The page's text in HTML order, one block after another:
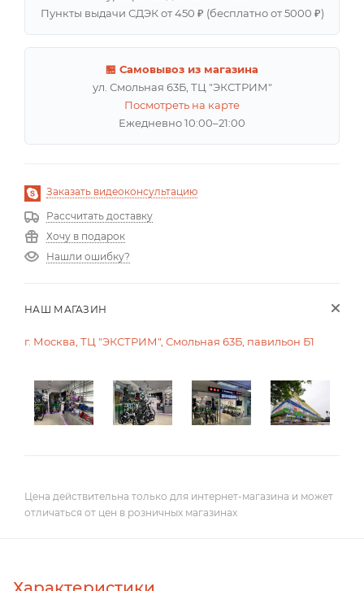
Пункты выдачи СДЭК от 450 ₽ (бесплатно от 5000 ₽)
🏪 Самовывоз из магазина
ул. Смольная 63Б, ТЦ "ЭКСТРИМ"
Посмотреть на карте
Ежедневно 10:00–21:00
Заказать видеоконсультацию
Рассчитать доставку
Хочу в подарок
Нашли ошибку?
НАШ МАГАЗИН
г. Москва, ТЦ "ЭКСТРИМ", Смольная 63Б, павильон Б1
Цена действительна только для интернет-магазина и может
отличаться от цен в розничных магазинах